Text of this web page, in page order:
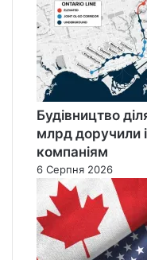
Будівництво
млрд доручили
компаніям
6 Серпня 2026